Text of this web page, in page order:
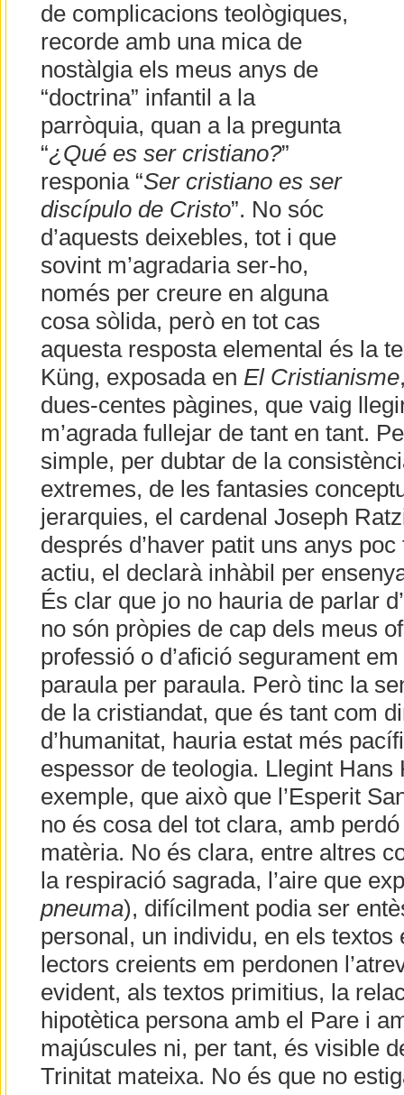
de complicacions teològiques,
recorde amb una mica de
nostàlgia els meus anys de
“doctrina” infantil a la
parròquia, quan a la pregunta
“¿Qué es ser cristiano?”
responia “Ser cristiano es ser
discípulo de Cristo”. No sóc
d’aquests deixebles, tot i que
sovint m’agradaria ser-ho,
només per creure en alguna
cosa sòlida, però en tot cas
aquesta resposta elemental és la
Küng, exposada en El Cristianisme
dues-centes pàgines, que vaig
m’agrada fullejar de tant en tant.
simple, per dubtar de la
extremes, de les fantasies
jerarquies, el cardenal Joseph
després d’haver patit uns anys
actiu, el declarà inhàbil per
És clar que jo no hauria de parlar
no són pròpies de cap dels meus
professió o d’afició segurament
paraula per paraula. Però tinc la
de la cristiandat, que és tant com
d’humanitat, hauria estat més
espessor de teologia. Llegint Hans
exemple, que això que l’Esperit
no és cosa del tot clara, amb
matèria. No és clara, entre altres
la respiració sagrada, l’aire que
pneuma), difícilment podia ser
personal, un individu, en els textos
lectors creients em perdonen
evident, als textos primitius, la
hipotètica persona amb el Pare i
majúscules ni, per tant, és visible
Trinitat mateixa. No és que no